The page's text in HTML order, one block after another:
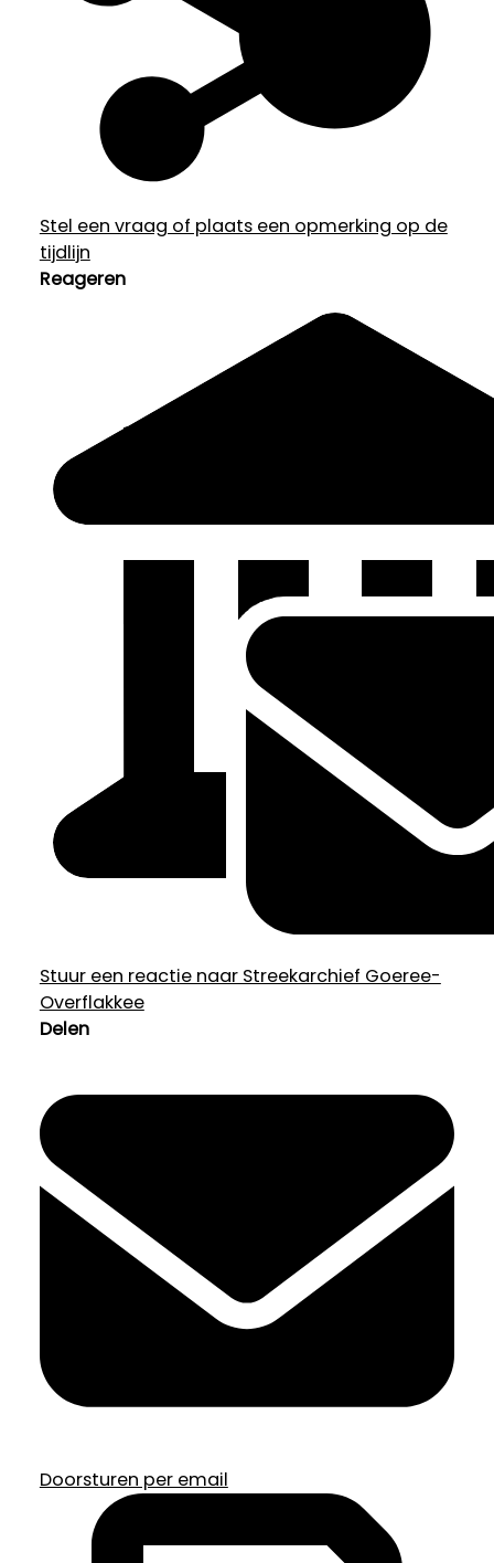
Stel een vraag of plaats een opmerking op de
tijdlijn
Reageren
Stuur een reactie naar Streekarchief Goeree-
Overflakkee
Delen
Doorsturen per email